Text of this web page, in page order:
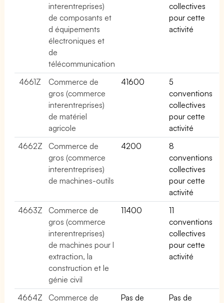
interentreprises)
de composants et
d équipements
électroniques et
de
télécommunication
collectives
pour cette
activité
4661Z
Commerce de
gros (commerce
interentreprises)
de matériel
agricole
41600
5
conventions
collectives
pour cette
activité
4662Z
Commerce de
gros (commerce
interentreprises)
de machines-outils
4200
8
conventions
collectives
pour cette
activité
4663Z
Commerce de
gros (commerce
interentreprises)
de machines pour l
extraction, la
construction et le
génie civil
11400
11
conventions
collectives
pour cette
activité
4664Z
Commerce de
Pas de
Pas de